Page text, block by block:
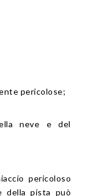
pericolose;
neve e del
pericoloso
della pista può